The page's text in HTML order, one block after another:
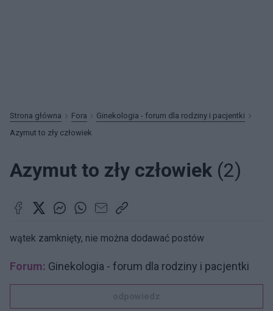
Strona główna Fora
Ginekologia - forum dla rodziny i pacjentki
Azymut to zły człowiek
Azymut to zły człowiek (2)
wątek zamknięty, nie można dodawać postów
Forum: Ginekologia - forum dla rodziny i pacjentki